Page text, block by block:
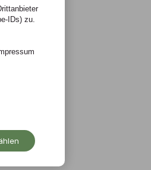
IDs) zu.